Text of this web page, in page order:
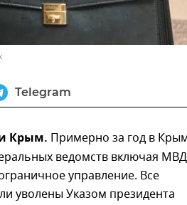
Telegram
Крым. Примерно за год в
ведомств включая
управление. Все
уволены Указом президента